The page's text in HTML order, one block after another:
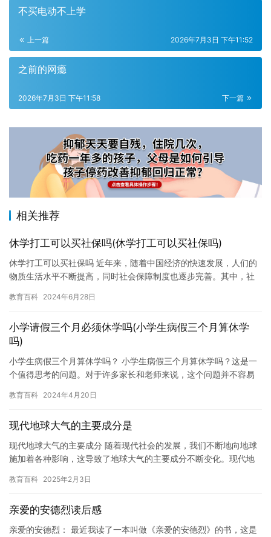
不买电动不上学
上一篇 2026年7月3日 下午11:52
之前的网瘾
下一篇
2026年7月3日 下午11:58
相关推荐
休学打工可以买社保吗(休学打工可以买社保吗)
休学打工可以买社保吗 近年来，随着中国经济的快速发展，人们的
物质生活水平不断提高，同时社会保障制度也逐步完善。其中，社
疗保…
教育百科 2024年6月28日
小学请假三个月必须休学吗(小学生病假三个月算休学
吗)
小学生病假三个月算休学吗？ 小学生病假三个月算休学吗？这是一
个值得思考的问题。对于许多家长和老师来说，这个问题并不容易
定和…
教育百科 2024年4月20日
现代地球大气的主要成分是
现代地球大气的主要成分 随着现代社会的发展，我们不断地向地球
施加着各种影响，这导致了地球大气的主要成分不断变化。现代地
这些…
教育百科 2025年2月3日
亲爱的安德烈读后感
亲爱的安德烈： 最近我读了一本叫做《亲爱的安德烈》的书，这是